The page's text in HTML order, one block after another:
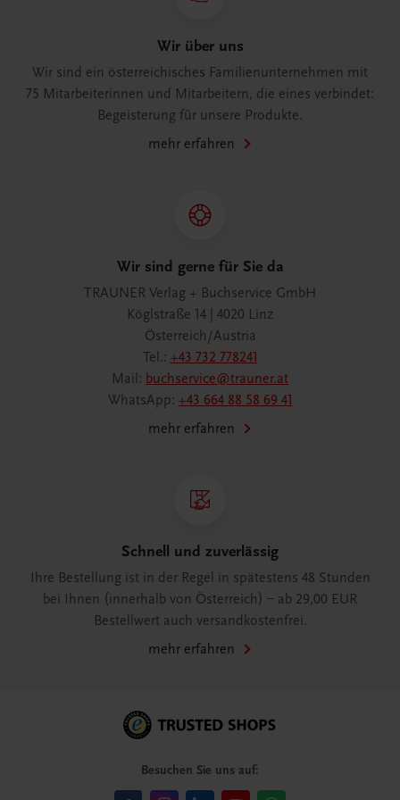
Wir über uns
Wir sind ein österreichisches Familienunternehmen mit
75 Mitarbeiterinnen und Mitarbeitern, die eines verbindet:
Begeisterung für unsere Produkte.
mehr erfahren
Wir sind gerne für Sie da
TRAUNER Verlag + Buchservice GmbH
Köglstraße 14 | 4020 Linz
Österreich/Austria
Tel.: +43 732 778241
Mail: buchservice@trauner.at
WhatsApp: +43 664 88 58 69 41
mehr erfahren
Schnell und zuverlässig
Ihre Bestellung ist in der Regel in spätestens 48 Stunden
bei Ihnen (innerhalb von Österreich) – ab 29,00 EUR
Bestellwert auch versandkostenfrei.
mehr erfahren
Besuchen Sie uns auf: